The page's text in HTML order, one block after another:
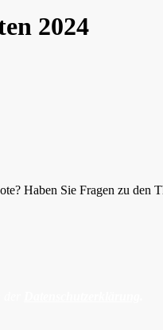
2024
Haben Sie Fragen zu